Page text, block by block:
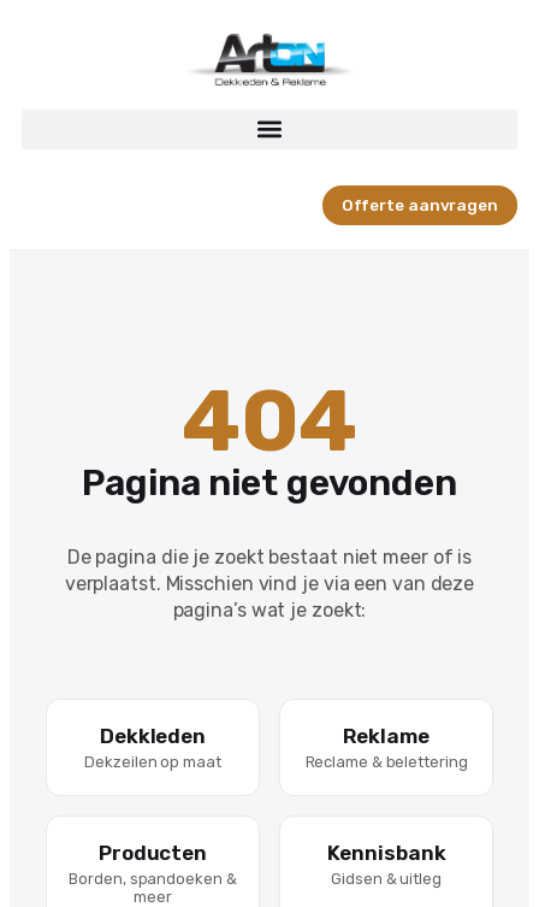
Offerte aanvragen
404
Pagina niet gevonden
De pagina die je zoekt bestaat niet meer of is
verplaatst. Misschien vind je via een van deze
pagina’s wat je zoekt:
Dekkleden
Dekzeilen op maat
Reklame
Reclame & belettering
Producten
Borden, spandoeken &
meer
Kennisbank
Gidsen & uitleg